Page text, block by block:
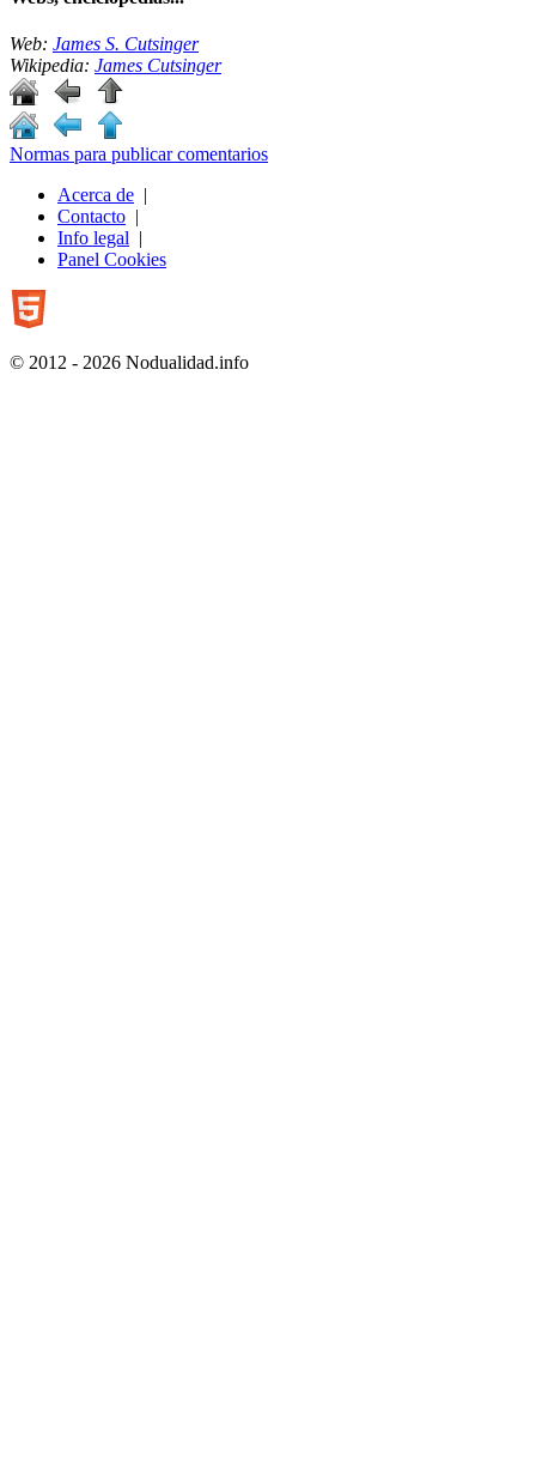
Web: James S. Cutsinger
Wikipedia: James Cutsinger
Normas para publicar comentarios
Acerca de |
Contacto |
Info legal |
Panel Cookies
© 2012 - 2026 Nodualidad.info